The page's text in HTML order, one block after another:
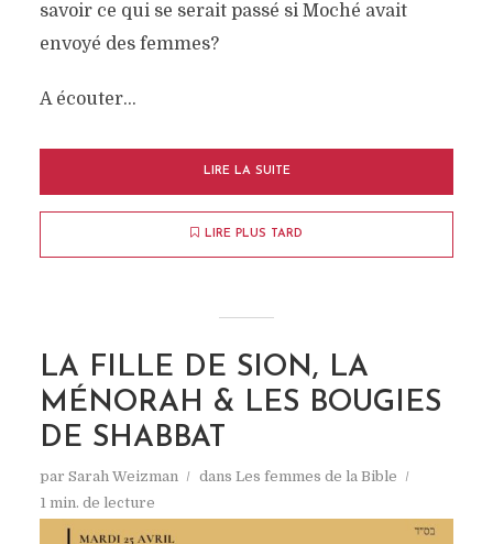
savoir ce qui se serait passé si Moché avait
envoyé des femmes?
A écouter…
LIRE LA SUITE
LIRE PLUS TARD
LA FILLE DE SION, LA
MÉNORAH & LES BOUGIES
DE SHABBAT
par Sarah Weizman dans Les femmes de la Bible
1 min. de lecture